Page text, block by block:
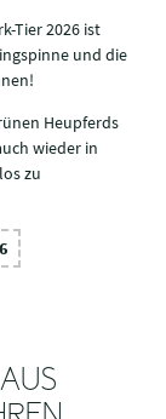
Tier 2026 ist
und die
Heupferds
wieder in
zu